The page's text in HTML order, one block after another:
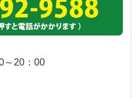
20：00